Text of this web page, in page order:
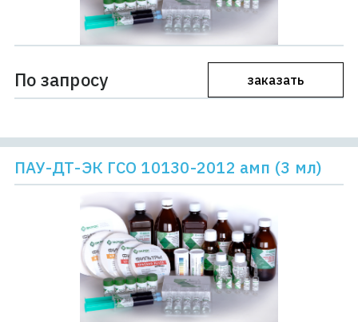
По запросу заказать
ПАУ-ДТ-ЭК ГСО 10130-2012 амп (3 мл)